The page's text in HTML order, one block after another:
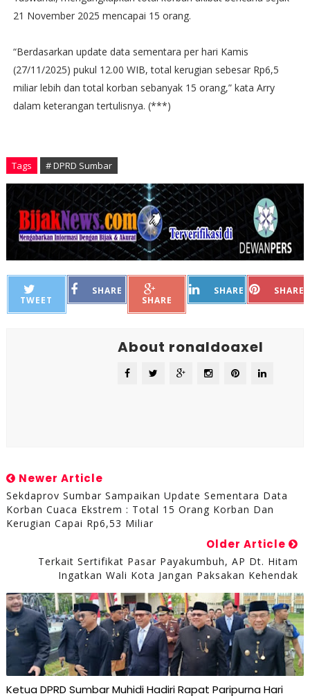
21 November 2025 mencapai 15 orang.
“Berdasarkan update data sementara per hari Kamis
(27/11/2025) pukul 12.00 WIB, total kerugian sebesar Rp6,5
miliar lebih dan total korban sebanyak 15 orang,” kata Arry
dalam keterangan tertulisnya. (***)
Tags # DPRD Sumbar
TWEET
SHARE
SHARE
SHARE SHARE
About ronaldoaxel
Newer Article
Sekdaprov Sumbar Sampaikan Update Sementara Data
Korban Cuaca Ekstrem : Total 15 Orang Korban Dan
Kerugian Capai Rp6,53 Miliar
Older Article
Terkait Sertifikat Pasar Payakumbuh, AP Dt. Hitam
Ingatkan Wali Kota Jangan Paksakan Kehendak
Ketua DPRD Sumbar Muhidi Hadiri Rapat Paripurna Hari